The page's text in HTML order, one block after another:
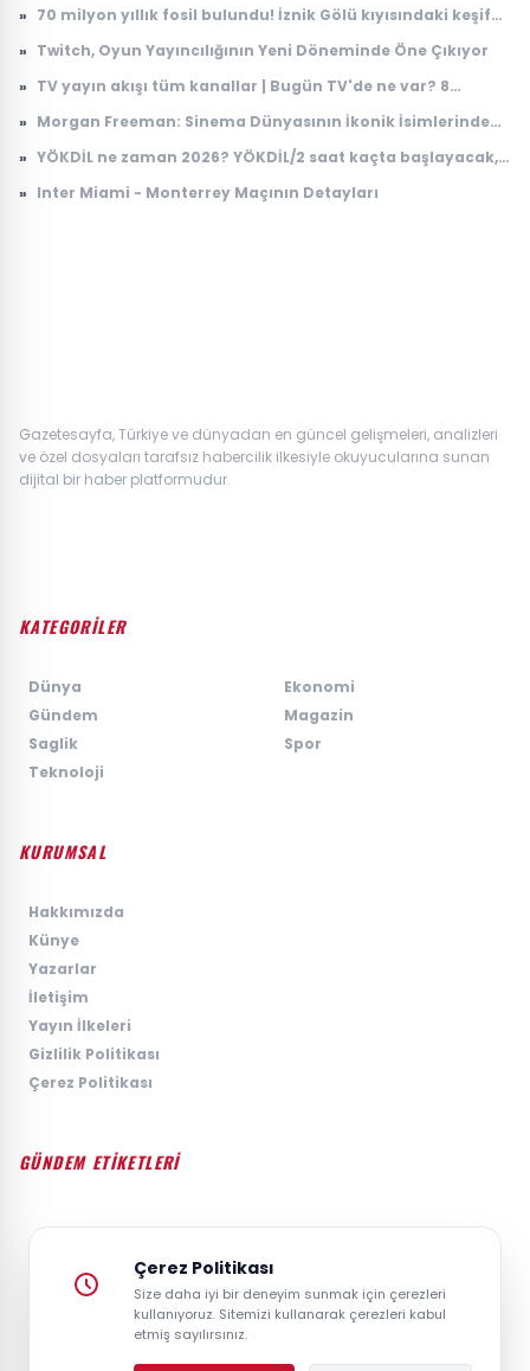
» 70 milyon yıllık fosil bulundu! İznik Gölü kıyısındaki keşif
» Twitch, Oyun Yayıncılığının Yeni Döneminde Öne Çıkıyor
» TV yayın akışı tüm kanallar | Bugün TV'de ne var? 8
» Morgan Freeman: Sinema Dünyasının İkonik İsimlerinden
» YÖKDİL ne zaman 2026? YÖKDİL/2 saat kaçta başlayacak,
» Inter Miami - Monterrey Maçının Detayları
Gazetesayfa, Türkiye ve dünyadan en güncel gelişmeleri, analizleri
ve özel dosyaları tarafsız habercilik ilkesiyle okuyucularına sunan
dijital bir haber platformudur.
KATEGORİLER
Dünya
Ekonomi
Gündem
Magazin
Saglik
Spor
Teknoloji
KURUMSAL
Hakkımızda
Künye
Yazarlar
İletişim
Yayın İlkeleri
Gizlilik Politikası
Çerez Politikası
GÜNDEM ETİKETLERİ
#GÜNDEM #SIYASET #EKONOMI #SPOR #TEKNOLOJI
#DÜNYA
Çerez Politikası
Size daha iyi bir deneyim sunmak için çerezleri
kullanıyoruz. Sitemizi kullanarak çerezleri kabul
etmiş sayılırsınız.